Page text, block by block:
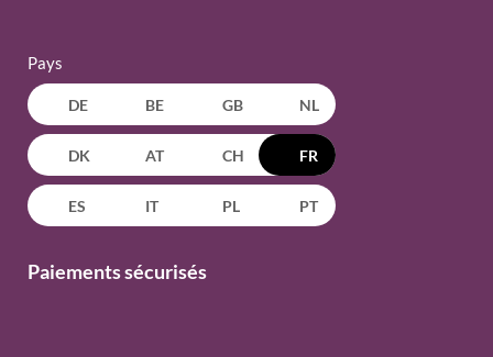
Pays
DE BE GB NL
DK AT CH FR
ES IT PL PT
Paiements sécurisés